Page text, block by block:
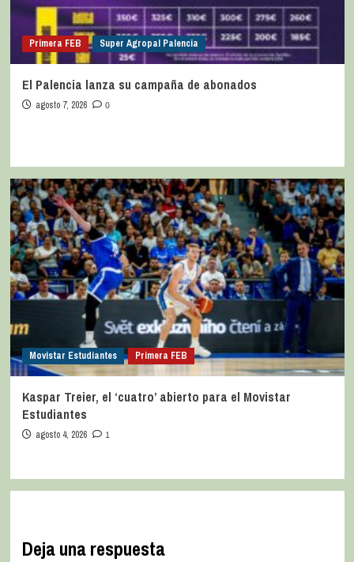
Primera FEB Super Agropal Palencia
El Palencia lanza su campaña de abonados
agosto 7, 2026 0
Movistar Estudiantes Primera FEB
Kaspar Treier, el ‘cuatro’ abierto para el Movistar
Estudiantes
agosto 4, 2026 1
Deja una respuesta